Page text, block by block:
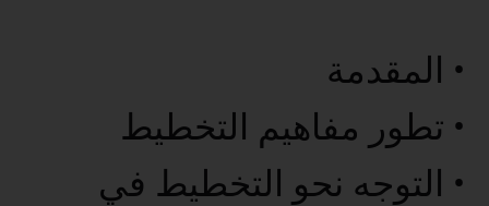
• المقدمة
• تطور مفاهيم التخطيط
• التوجه نحو التخطيط في